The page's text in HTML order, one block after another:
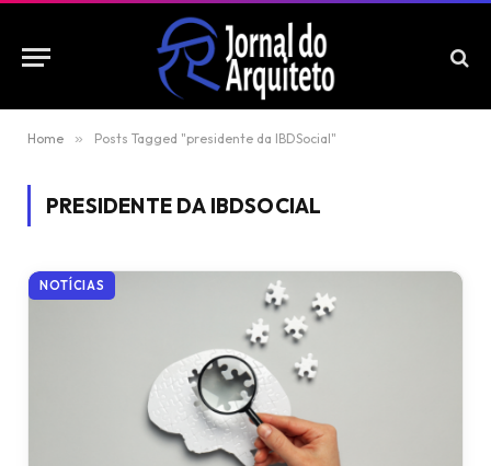
Home » Posts Tagged "presidente da IBDSocial"
PRESIDENTE DA IBDSOCIAL
NOTÍCIAS